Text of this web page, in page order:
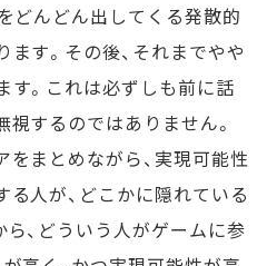
どんどん出してくる発散的
す。その後、それまでやや
す。これは必ずしも前に話
するのではありません。
まとめながら、実現可能性
人が、どこかに隠れている
、どういう人がゲームに参